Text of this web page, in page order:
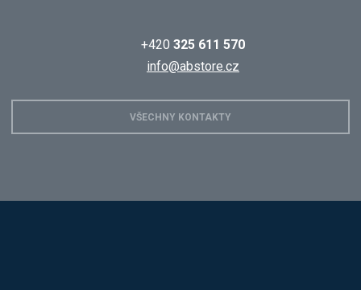
+420 325 611 570
info@abstore.cz
VŠECHNY KONTAKTY